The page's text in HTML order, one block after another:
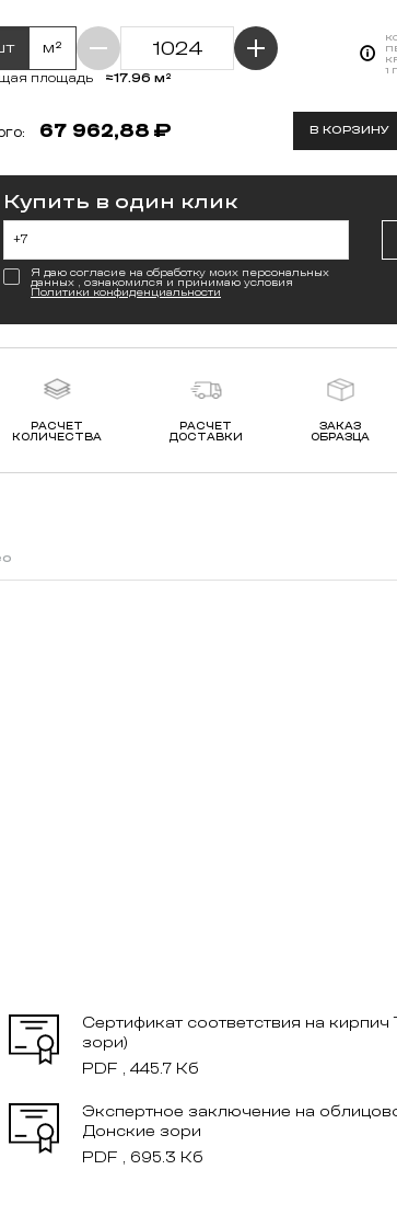
м²
площадь ≈17.96 м²
1
67 962,88 ₽ В КОРЗИНУ
Купить в один клик
Я даю согласие на обработку моих персональных
данных , ознакомился и принимаю условия
Политики конфиденциальности
РАСЧЕТ
КОЛИЧЕСТВА
РАСЧЕТ
ДОСТАВКИ
ЗАКАЗ
ОБРАЗЦА
Сертификат соответствия на
зори)
PDF , 445.7 Кб
Экспертное заключение на
Донские зори
PDF , 695.3 Кб